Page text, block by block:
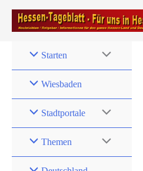
Zum
Inhalt
Starten
Wiesbaden
Stadtportale
Themen